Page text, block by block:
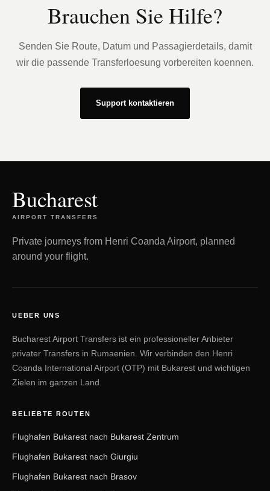
Brauchen Sie Hilfe?
Senden Sie Route, Datum und Passagierdetails, damit
wir die passende Transferloesung vorbereiten koennen.
Support kontaktieren
Bucharest
AIRPORT TRANSFERS
Private journeys from Henri Coanda Airport, planned
around your flight.
UEBER UNS
Bucharest Airport Transfers ist ein professioneller Anbieter
privater Transfers in Rumaenien. Wir verbinden den Henri
Coanda International Airport (OTP) mit Bukarest und wichtigen
Zielen im ganzen Land.
BELIEBTE ROUTEN
Flughafen Bukarest nach Bukarest Zentrum
Flughafen Bukarest nach Giurgiu
Flughafen Bukarest nach Brasov